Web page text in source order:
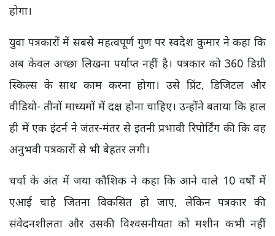
होगा।
युवा पत्रकारों में सबसे महत्वपूर्ण गुण पर स्वदेश कुमार ने कहा कि
अब केवल अच्छा लिखना पर्याप्त नहीं है। पत्रकार को 360 डिग्री
स्किल्स के साथ काम करना होगा। उसे प्रिंट, डिजिटल और
वीडियो- तीनों माध्यमों में दक्ष होना चाहिए। उन्होंने बताया कि हाल
ही में एक इंटर्न ने जंतर-मंतर से इतनी प्रभावी रिपोर्टिंग की कि वह
अनुभवी पत्रकारों से भी बेहतर लगी।
चर्चा के अंत में जया कौशिक ने कहा कि आने वाले 10 वर्षों में
एआई चाहे जितना विकसित हो जाए, लेकिन पत्रकार की
संवेदनशीलता और उसकी विश्वसनीयता को मशीन कभी नहीं